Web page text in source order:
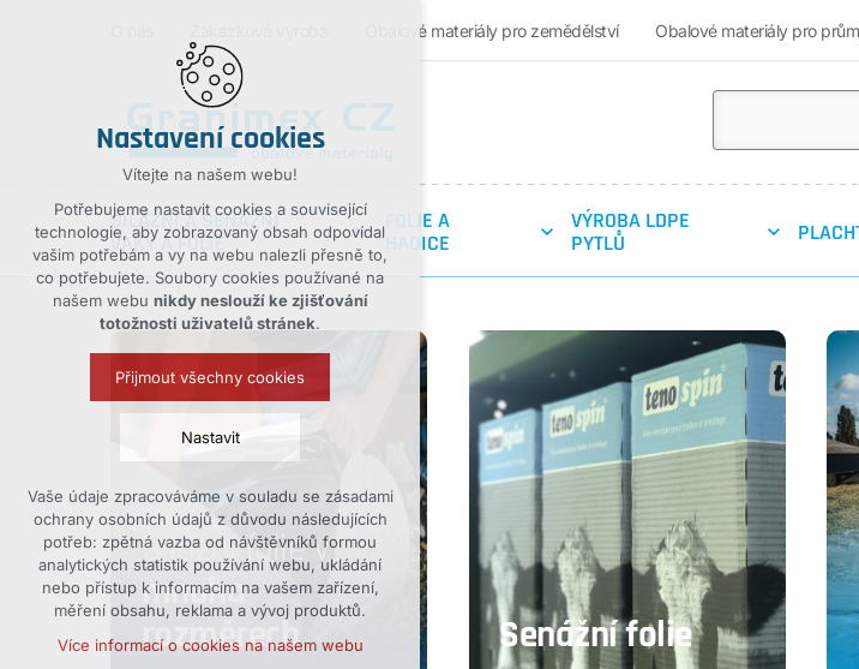
Obalové materiály pro zemědělství Obalové materiály pro
SILÁŽNÍ A SENÁŽNÍ
VAKY A FOLIE
FÓLIE A
HADICE
VÝROBA LDPE
PYTLŮ
Silážní folie v
mnoha
rozměrech
Senážní folie
Nastavení cookies
Vítejte na našem webu!
Potřebujeme nastavit cookies a související
technologie, aby zobrazovaný obsah odpovídal
vašim potřebám a vy na webu nalezli přesně to,
co potřebujete. Soubory cookies používané na
našem webu nikdy neslouží ke zjišťování
totožnosti uživatelů stránek.
Přijmout všechny cookies
Nastavit
Technická cookies
nutná pro provozování webu
udržení kontextu stránek (session):
případná přihlášení, volby jazyka, apod.
Volitelná cookies
analytická pro anonymizované
Vaše údaje zpracováváme v souladu se zásadami
ochrany osobních údajů z důvodu následujících
potřeb: zpětná vazba od návštěvníků formou
analytických statistik používání webu, ukládání
nebo přístup k informacím na vašem zařízení,
měření obsahu, reklama a vývoj produktů.
Více informací o cookies na našem webu